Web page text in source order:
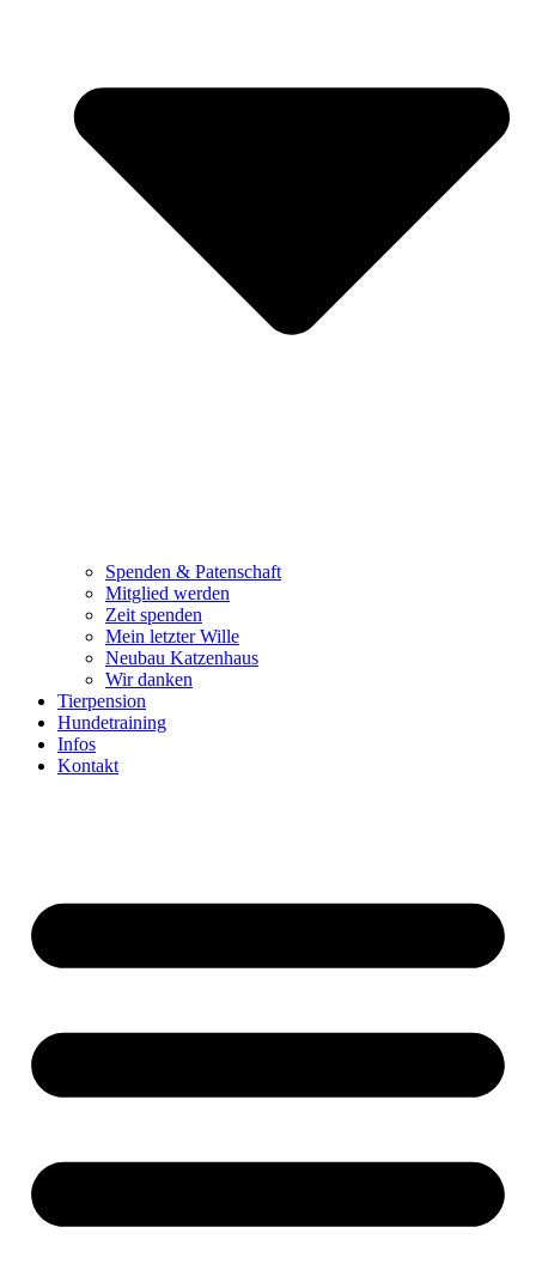
Spenden & Patenschaft
Mitglied werden
Zeit spenden
Mein letzter Wille
Neubau Katzenhaus
Wir danken
Tierpension
Hundetraining
Infos
Kontakt